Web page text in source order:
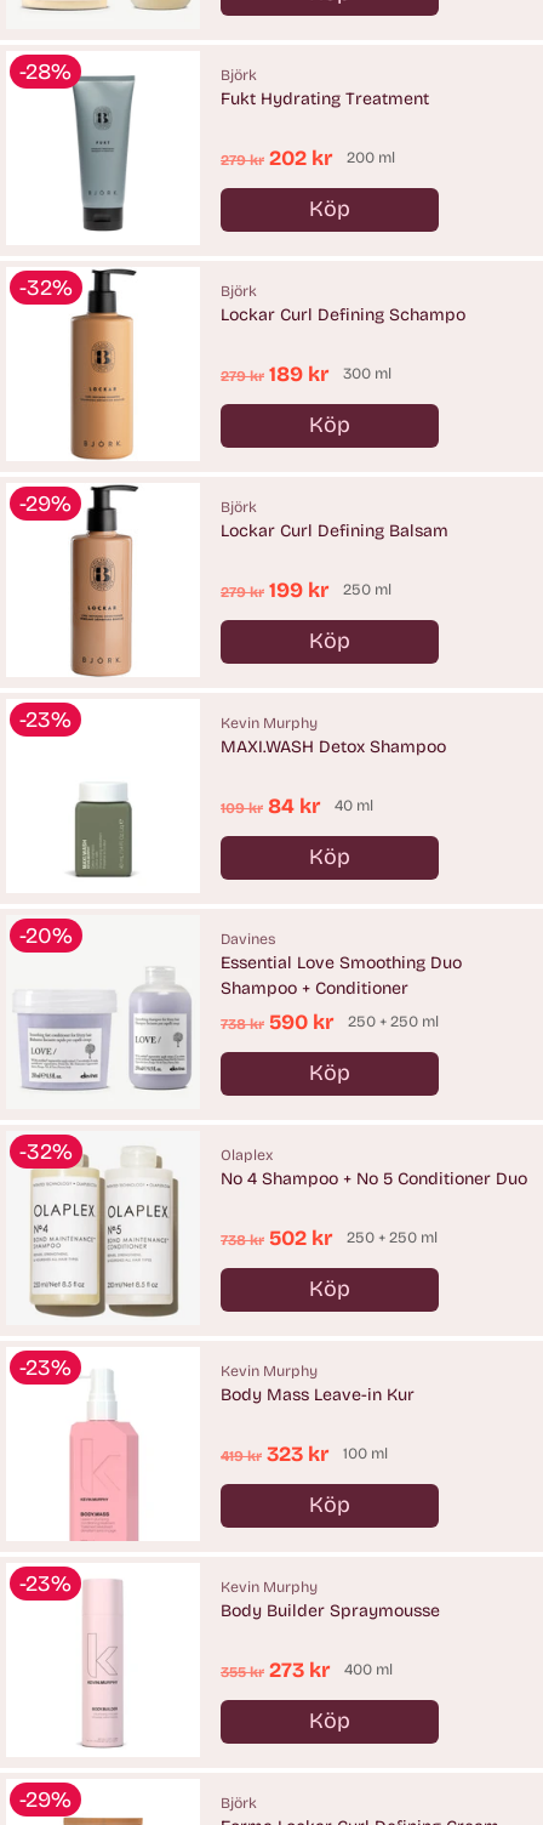
Antal
-28% Björk
Fukt Hydrating Treatment
Ordinarie
pris
279 kr 202 kr 200 ml
Köp
Antal
-32% Björk
Lockar Curl Defining Schampo
Ordinarie
pris
279 kr 189 kr 300 ml
Köp
Antal
-29% Björk
Lockar Curl Defining Balsam
Ordinarie
pris
279 kr 199 kr 250 ml
Köp
Antal
-23% Kevin Murphy
MAXI.WASH Detox Shampoo
Ordinarie
pris
109 kr 84 kr 40 ml
Köp
Antal
-20% Davines
Essential Love Smoothing Duo
Shampoo + Conditioner
Ordinarie
pris
738 kr 590 kr 250 + 250 ml
Köp
Antal
-32% Olaplex
No 4 Shampoo + No 5 Conditioner Duo
Ordinarie
pris
738 kr 502 kr 250 + 250 ml
Köp
Antal
-23% Kevin Murphy
Body Mass Leave-in Kur
Ordinarie
pris
419 kr 323 kr 100 ml
Köp
Antal
-23% Kevin Murphy
Body Builder Spraymousse
Ordinarie
pris
355 kr 273 kr 400 ml
Köp
Antal
-29% Björk